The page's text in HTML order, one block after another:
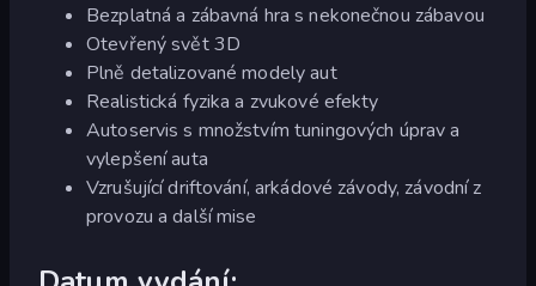
Bezplatná a zábavná hra s nekonečnou zábavou
Otevřený svět 3D
Plně detalizované modely aut
Realistická fyzika a zvukové efekty
Autoservis s množstvím tuningových úprav a
vylepšení auta
Vzrušující driftování, arkádové závody, závodní z
provozu a další mise